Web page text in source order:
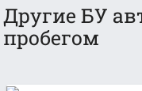
Другие БУ
пробегом